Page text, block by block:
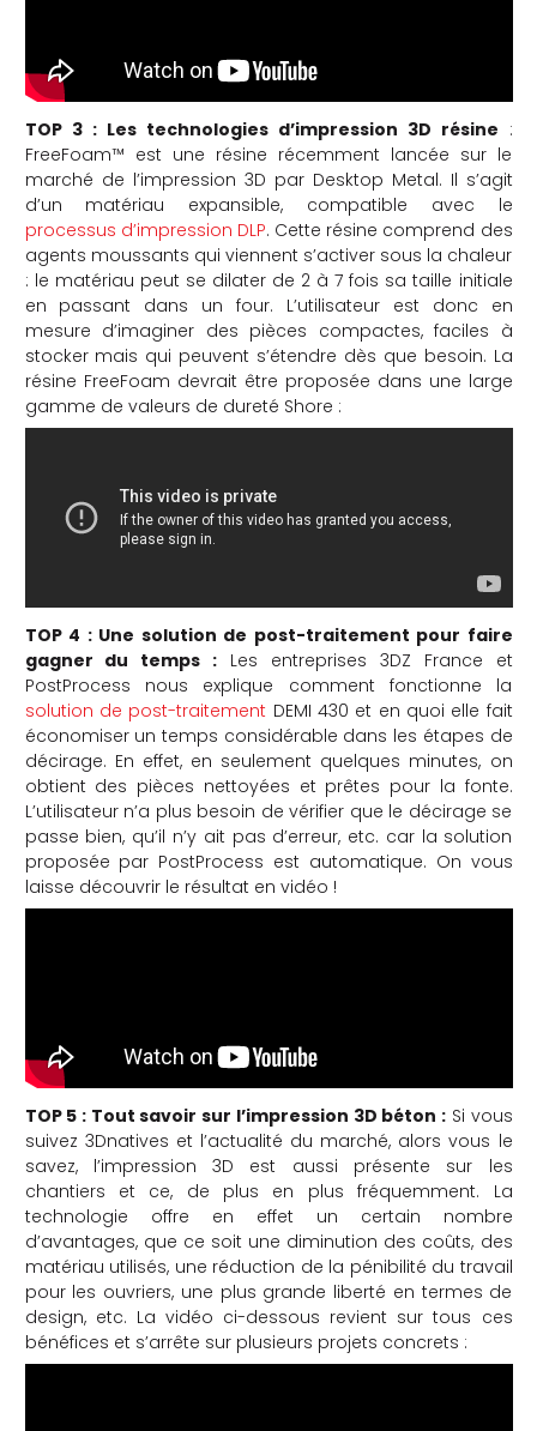
TOP 3 : Les technologies d’impression 3D résine :
FreeFoam™ est une résine récemment lancée sur le
marché de l’impression 3D par Desktop Metal. Il s’agit
d’un matériau expansible, compatible avec le
processus d’impression DLP. Cette résine comprend des
agents moussants qui viennent s’activer sous la chaleur
: le matériau peut se dilater de 2 à 7 fois sa taille initiale
en passant dans un four. L’utilisateur est donc en
mesure d’imaginer des pièces compactes, faciles à
stocker mais qui peuvent s’étendre dès que besoin. La
résine FreeFoam devrait être proposée dans une large
gamme de valeurs de dureté Shore :
TOP 4 : Une solution de post-traitement pour faire
gagner du temps : Les entreprises 3DZ France et
PostProcess nous explique comment fonctionne la
solution de post-traitement DEMI 430 et en quoi elle fait
économiser un temps considérable dans les étapes de
décirage. En effet, en seulement quelques minutes, on
obtient des pièces nettoyées et prêtes pour la fonte.
L’utilisateur n’a plus besoin de vérifier que le décirage se
passe bien, qu’il n’y ait pas d’erreur, etc. car la solution
proposée par PostProcess est automatique. On vous
laisse découvrir le résultat en vidéo !
TOP 5 : Tout savoir sur l’impression 3D béton : Si vous
suivez 3Dnatives et l’actualité du marché, alors vous le
savez, l’impression 3D est aussi présente sur les
chantiers et ce, de plus en plus fréquemment. La
technologie offre en effet un certain nombre
d’avantages, que ce soit une diminution des coûts, des
matériau utilisés, une réduction de la pénibilité du travail
pour les ouvriers, une plus grande liberté en termes de
design, etc. La vidéo ci-dessous revient sur tous ces
bénéfices et s’arrête sur plusieurs projets concrets :